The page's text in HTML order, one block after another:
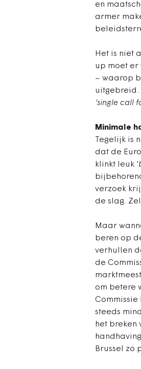
en
armer
Het is niet
up moet er
– waarop
uitgebreid.
‘single call
Minimale
Tegelijk is
dat de
klinkt leuk ‘
verzoek
de slag.
Maar
beren op
verhullen
de
om betere
steeds
het breken
Brussel zo